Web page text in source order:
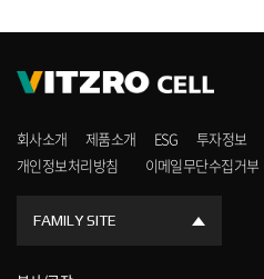
회사소개 제품소개 ESG 투자정보
개인정보처리방침
이메일무단수집거부
FAMILY SITE